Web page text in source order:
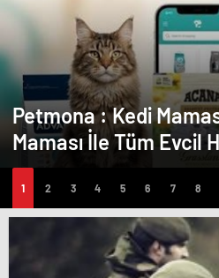
Petmona : Kedi
Maması İle Tüm Evcil